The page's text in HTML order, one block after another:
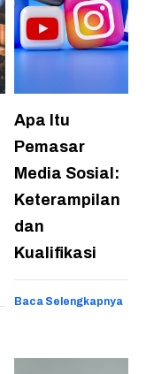
Apa Itu
Pemasar
Media Sosial:
Keterampilan
dan
Kualifikasi
Baca Selengkapnya